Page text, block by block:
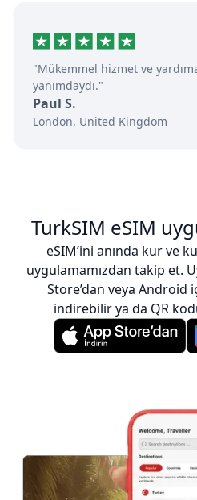
"Mükemmel hizmet ve
yanımdaydı."
Paul S.
London, United Kingdom
TurkSIM eSIM
eSIM’ini anında kur ve
uygulamamızdan takip et.
Store’dan veya Android
indirebilir ya da QR